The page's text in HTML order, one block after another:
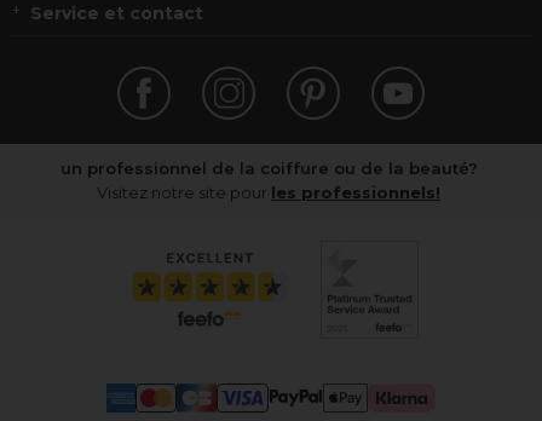
Service et contact
un professionnel de la coiffure ou de la beauté?
Visitez notre site pour les professionnels!